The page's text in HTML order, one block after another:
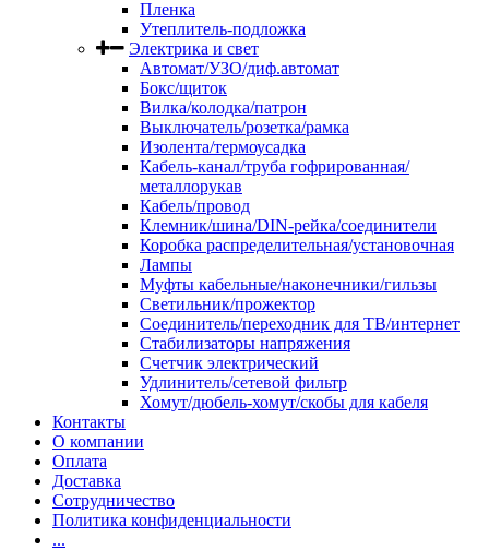
Пленка
Утеплитель-подложка
Электрика и свет
Автомат/УЗО/диф.автомат
Бокс/щиток
Вилка/колодка/патрон
Выключатель/розетка/рамка
Изолента/термоусадка
Кабель-канал/труба гофрированная/
металлорукав
Кабель/провод
Клемник/шина/DIN-рейка/соединители
Коробка распределительная/установочная
Лампы
Муфты кабельные/наконечники/гильзы
Светильник/прожектор
Соединитель/переходник для ТВ/интернет
Стабилизаторы напряжения
Счетчик электрический
Удлинитель/сетевой фильтр
Хомут/дюбель-хомут/скобы для кабеля
Контакты
О компании
Оплата
Доставка
Сотрудничество
Политика конфиденциальности
...